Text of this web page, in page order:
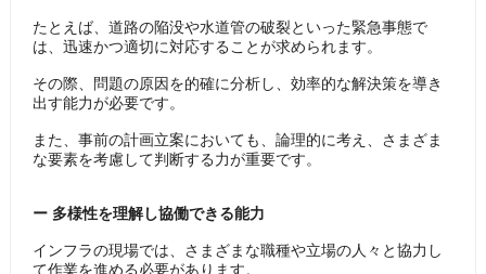
たとえば、道路の陥没や水道管の破裂といった緊急事態で
は、迅速かつ適切に対応することが求められます。
その際、問題の原因を的確に分析し、効率的な解決策を導き
出す能力が必要です。
また、事前の計画立案においても、論理的に考え、さまざま
な要素を考慮して判断する力が重要です。
ー 多様性を理解し協働できる能力
インフラの現場では、さまざまな職種や立場の人々と協力し
て作業を進める必要があります。